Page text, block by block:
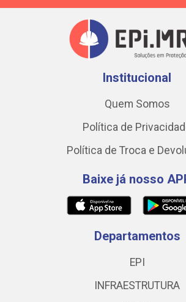
Institucional
Quem Somos
Política de
Política de Troca e
Baixe já nosso
Departamentos
EPI
INFRAESTRUTURA